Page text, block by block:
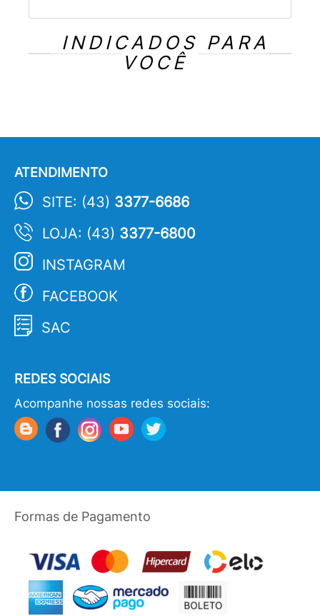
INDICADOS PARA
VOCÊ
ATENDIMENTO
SITE: (43) 3377-6686
LOJA: (43) 3377-6800
INSTAGRAM
FACEBOOK
SAC
REDES SOCIAIS
Acompanhe nossas redes sociais:
Formas de Pagamento